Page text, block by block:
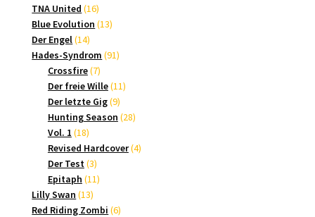
Produkte
TNA United 1616
Produkte
Blue Evolution 1313
Der Engel 1414
Produkte
Hades-Syndrom 9191
Crossfire 77
Produkte
Der freie Wille 1111
Der letzte Gig 99
Produkte
Hunting Season 2828
Vol. 1 1818
Produkte
Revised Hardcover 44
Der Test 33
Produkte
Epitaph 1111
Lilly Swan 1313
Produkte
Red Riding Zombi 66